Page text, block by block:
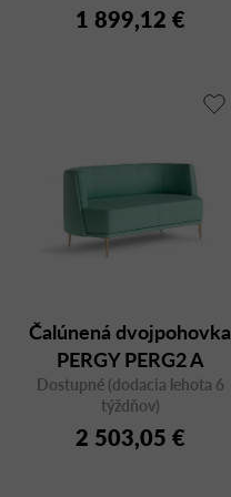
1 899,12 €
Čalúnená dvojpohovka
PERGY PERG2 A
Dostupné (dodacia lehota 6
týždňov)
2 503,05 €